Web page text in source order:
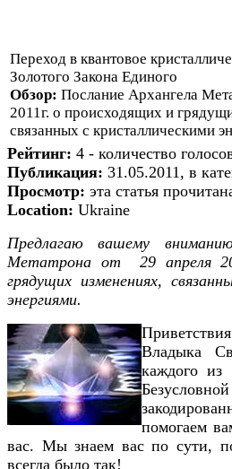
Переход в квантовое
Золотого Закона Единого
Обзор: Послание Архангела
2011г. о происходящих и
связанных с кристаллическими
Рейтинг: 4 - количество
Публикация: 31.05.2011, в
Просмотр: эта статья
Location: Ukraine
Предлагаю вашему
Метатрона от 29 апреля
грядущих изменениях,
энергиями.
Владыка
каждого
помогаем
вас. Мы знаем вас по сути,
всегда было так!